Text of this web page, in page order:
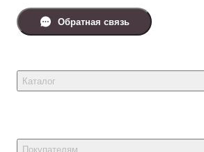
Каталог
Товары для собак
Покупателям
Обратная связь